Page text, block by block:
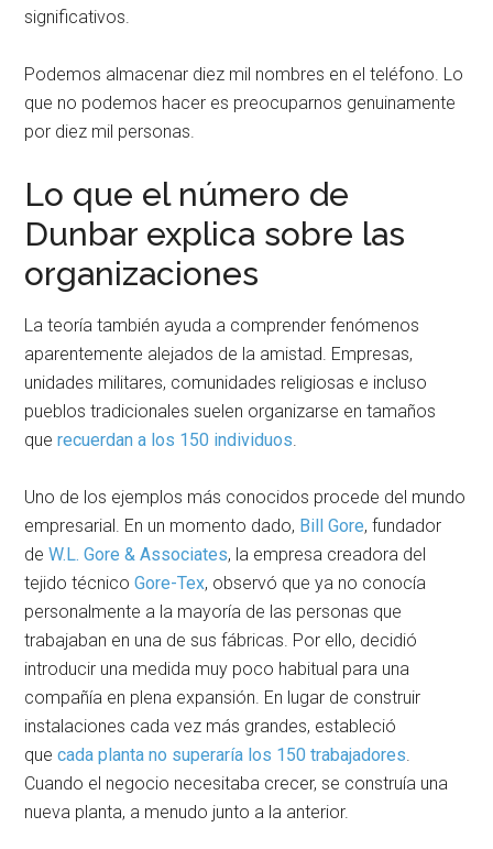
significativos.
Podemos almacenar diez mil nombres en el teléfono. Lo
que no podemos hacer es preocuparnos genuinamente
por diez mil personas.
Lo que el número de
Dunbar explica sobre las
organizaciones
La teoría también ayuda a comprender fenómenos
aparentemente alejados de la amistad. Empresas,
unidades militares, comunidades religiosas e incluso
pueblos tradicionales suelen organizarse en tamaños
querecuerdan a los 150 individuos
Uno de los ejemplos más conocidos procede del mundo
empresarial. En un momento dado, Bill Gore, fundador
deW.L. Gore & Associates, la empresa creadora del
tejido técnicoGore-Tex, observó que ya no conocía
personalmente a la mayoría de las personas que
trabajaban en una de sus fábricas. Por ello, decidió
introducir una medida muy poco habitual para una
compañía en plena expansión. En lugar de construir
instalaciones cada vez más grandes, estableció
quecada planta no superaría los 150 trabajadores
Cuando el negocio necesitaba crecer, se construía una
nueva planta, a menudo junto a la anterior.